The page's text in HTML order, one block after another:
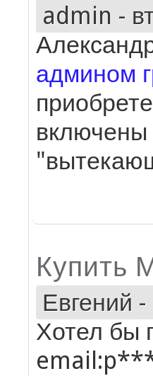
admin -
админом
включены
Купить
Евгений -
Хотел бы